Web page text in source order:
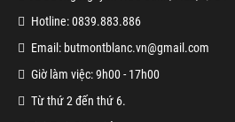
Hotline: 0839.883.886
Email: butmontblanc.vn@gmail.com
Giờ làm việc: 9h00 - 17h00
Từ thứ 2 đến thứ 6.